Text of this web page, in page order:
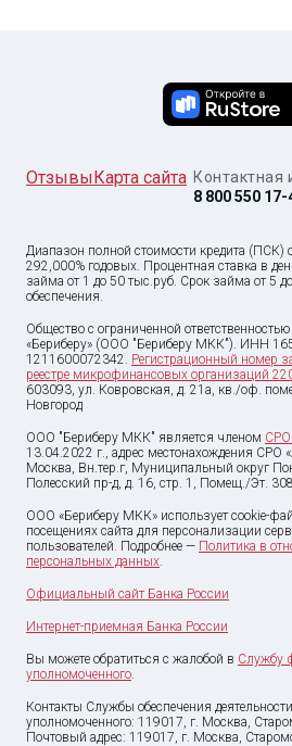
ОтзывыКарта сайта
8 800 550 17-
Диапазон полной стоимости кредита (ПСК)
292,000% годовых. Процентная ставка в
займа от1 до 50 тыс.руб. Срок займа от 5
обеспечения.
Общество с ограниченной
«Бериберу» (ООО "Бериберу МКК"). ИНН
1211600072342. Регистрационный номер
реестре микрофинансовых организаций
603093, ул. Ковровская, д. 21а, кв./оф.
Новгород
ООО "Бериберу МКК" является членом СРО
13.04.2022 г., адрес местонахождения СРО
Москва, Вн.тер.г, Муниципальный округ
Полесский пр-д, д. 16, стр. 1, Помещ./Эт.
ООО «Бериберу МКК» использует cookie-
посещениях сайта для персонализации
пользователей. Подробнее — Политика в
персональных данных.
Официальный сайт Банка России
Интернет-приемная Банка России
Вы можете обратиться с жалобой в Службу
уполномоченного.
Контакты Службы обеспечения
уполномоченного: 119017, г. Москва,
Почтовый адрес: 119017, г. Москва,